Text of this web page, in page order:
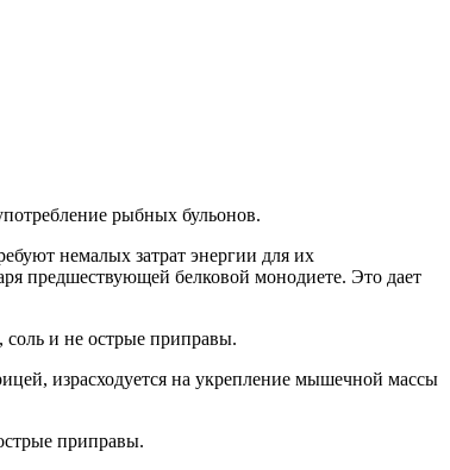
рыбных бульонов.
немалых затрат энергии для их
предшествующей белковой монодиете. Это дает
соль и не острые приправы.
израсходуется на укрепление мышечной массы
приправы.